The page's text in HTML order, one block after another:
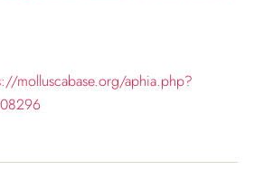
molluscabase.org/aphia.php?